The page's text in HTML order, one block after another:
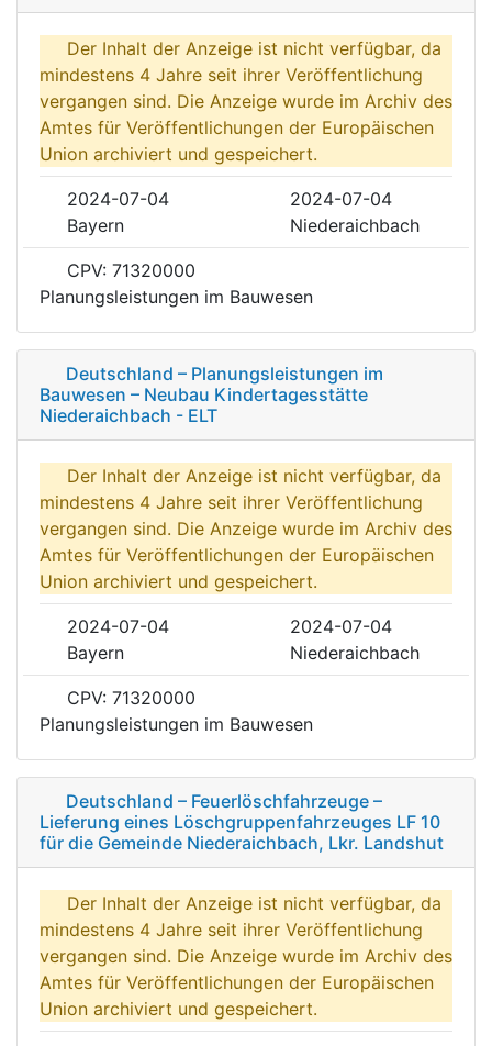
Der Inhalt der Anzeige ist nicht verfügbar, da
mindestens 4 Jahre seit ihrer Veröffentlichung
vergangen sind. Die Anzeige wurde im Archiv des
Amtes für Veröffentlichungen der Europäischen
Union archiviert und gespeichert.
2024-07-04
2024-07-04
Bayern
Niederaichbach
CPV: 71320000
Planungsleistungen im Bauwesen
Deutschland – Planungsleistungen im
Bauwesen – Neubau Kindertagesstätte
Niederaichbach - ELT
Der Inhalt der Anzeige ist nicht verfügbar, da
mindestens 4 Jahre seit ihrer Veröffentlichung
vergangen sind. Die Anzeige wurde im Archiv des
Amtes für Veröffentlichungen der Europäischen
Union archiviert und gespeichert.
2024-07-04
2024-07-04
Bayern
Niederaichbach
CPV: 71320000
Planungsleistungen im Bauwesen
Deutschland – Feuerlöschfahrzeuge –
Lieferung eines Löschgruppenfahrzeuges LF 10
für die Gemeinde Niederaichbach, Lkr. Landshut
Der Inhalt der Anzeige ist nicht verfügbar, da
mindestens 4 Jahre seit ihrer Veröffentlichung
vergangen sind. Die Anzeige wurde im Archiv des
Amtes für Veröffentlichungen der Europäischen
Union archiviert und gespeichert.